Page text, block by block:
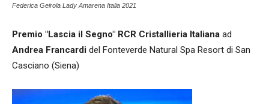
Federica Geirola Lady Amarena Italia 2021
Premio "Lascia il Segno" RCR Cristallieria Italiana ad
Andrea Francardi del Fonteverde Natural Spa Resort di San
Casciano (Siena)